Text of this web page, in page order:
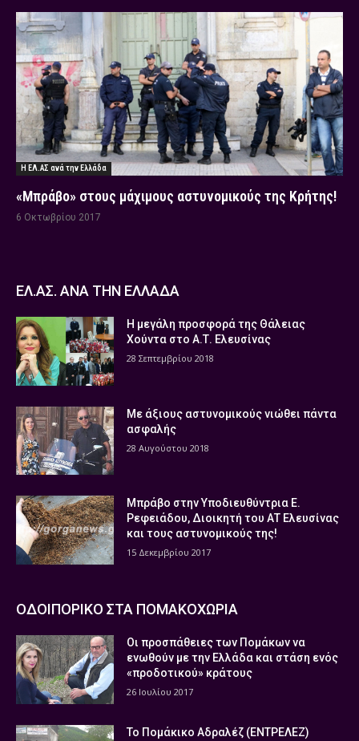
Η ΕΛ.ΑΣ ανά την Ελλάδα
«Μπράβο» στους μάχιμους αστυνομικούς της Κρήτης!
6 Οκτωβρίου 2017
ΕΛ.ΑΣ. ΑΝΑ ΤΗΝ ΕΛΛΑΔΑ
Η μεγάλη προσφορά της Θάλειας
Χούντα στο Α.Τ. Ελευσίνας
28 Σεπτεμβρίου 2018
Με άξιους αστυνομικούς νιώθει πάντα
ασφαλής
28 Αυγούστου 2018
Μπράβο στην Υποδιευθύντρια Ε.
Ρεφειάδου, Διοικητή του ΑΤ Ελευσίνας
και τους αστυνομικούς της!
15 Δεκεμβρίου 2017
ΟΔΟΙΠΟΡΙΚΟ ΣΤΑ ΠΟΜΑΚΟΧΩΡΙΑ
Οι προσπάθειες των Πομάκων να
ενωθούν με την Ελλάδα και στάση ενός
«προδοτικού» κράτους
26 Ιουλίου 2017
Το Πομάκικο Αδραλέζ (ΕΝΤΡΕΛΕΖ)